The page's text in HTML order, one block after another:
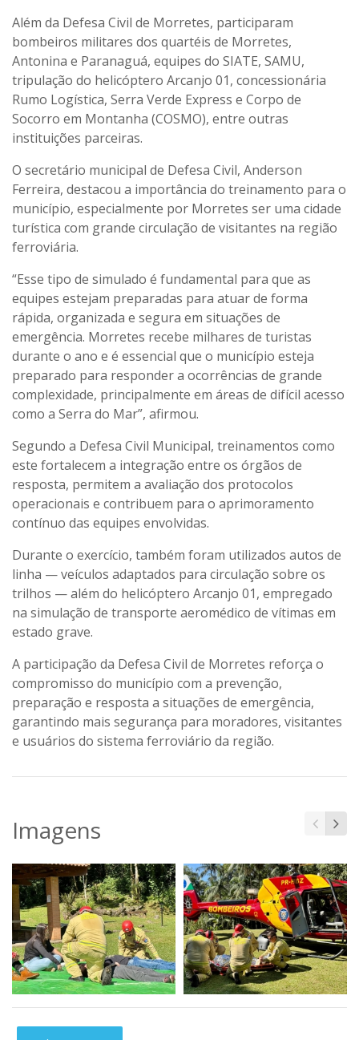
Além da Defesa Civil de Morretes, participaram
bombeiros militares dos quartéis de Morretes,
Antonina e Paranaguá, equipes do SIATE, SAMU,
tripulação do helicóptero Arcanjo 01, concessionária
Rumo Logística, Serra Verde Express e Corpo de
Socorro em Montanha (COSMO), entre outras
instituições parceiras.
O secretário municipal de Defesa Civil, Anderson
Ferreira, destacou a importância do treinamento para o
município, especialmente por Morretes ser uma cidade
turística com grande circulação de visitantes na região
ferroviária.
“Esse tipo de simulado é fundamental para que as
equipes estejam preparadas para atuar de forma
rápida, organizada e segura em situações de
emergência. Morretes recebe milhares de turistas
durante o ano e é essencial que o município esteja
preparado para responder a ocorrências de grande
complexidade, principalmente em áreas de difícil acesso
como a Serra do Mar”, afirmou.
Segundo a Defesa Civil Municipal, treinamentos como
este fortalecem a integração entre os órgãos de
resposta, permitem a avaliação dos protocolos
operacionais e contribuem para o aprimoramento
contínuo das equipes envolvidas.
Durante o exercício, também foram utilizados autos de
linha — veículos adaptados para circulação sobre os
trilhos — além do helicóptero Arcanjo 01, empregado
na simulação de transporte aeromédico de vítimas em
estado grave.
A participação da Defesa Civil de Morretes reforça o
compromisso do município com a prevenção,
preparação e resposta a situações de emergência,
garantindo mais segurança para moradores, visitantes
e usuários do sistema ferroviário da região.
Imagens